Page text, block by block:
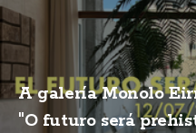
A galería Monolo
"O futuro será